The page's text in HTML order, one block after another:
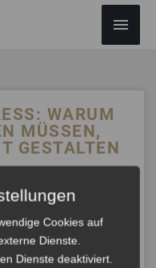
WARUM
MÜSSEN,
GESTALTEN
Denk-Dilemma: Wir
Denker –
interdisziplinäre
Cookies auf
Dienste.
Dienste deaktiviert.